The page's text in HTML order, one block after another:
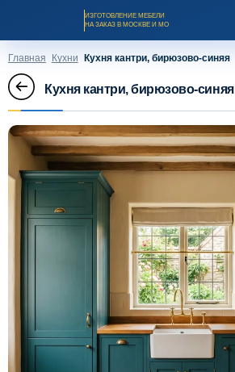
ИЗГОТОВЛЕНИЕ МЕБЕЛИ
НА ЗАКАЗ В МОСКВЕ И МО
Заказать звонок
Каталог мебели на заказ
Рассрочка и кредит
Главная Кухни Кухня кантри, бирюзово-синяя
Кухня кантри, бирюзово-синяя